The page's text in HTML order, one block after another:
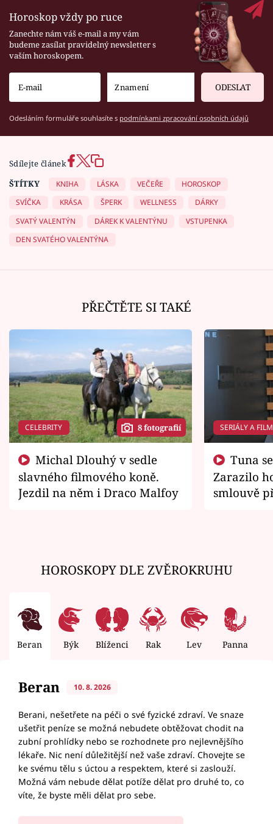
Horoskop vždy po ruce
Zanechte nám váš e-mail a my vám
budeme zasílat pravidelný newsletter s
vaším horoskopem.
ODESLAT
Odesláním formuláře souhlasíte s podmínkami zpracování osobních údajů
Sdílejte článek
ŠTÍTKY
KNIHA LÁSKA VEČEŘE
HOROSKOP
SVÍČKA
KRÁSA ŠPERK WELLNESS
DÁRKY
SVATÝ VALENTÝN
DÁREK K VALENTÝNU
VSTUPENKA
DEN SVATÉHO VALENTÝNA
PŘEČTĚTE SI TAKÉ
CELEBRITY 8 fotografií
slavného filmového koně.
Jezdil na něm i Draco Malfoy
SERIÁLY A
Zarazilo
smlouvě
HOROSKOPY DLE ZVĚROKRUHU
Beran Býk Blíženci Rak Lev Panna
Beran 10. 8. 2026
Berani, nešetřete na péči o své fyzické zdraví. Ve snaze
ušetřit peníze se možná nebudete obtěžovat chodit na
zubní prohlídky nebo se rozhodnete pro nejlevnějšího
lékaře. Nic není důležitější než vaše zdraví. Chovejte se
ke svému tělu s úctou a respektem, které si zaslouží.
Možná vám nebude dělat potíže dělat pro druhé to, co
víte, že byste měli dělat pro sebe.